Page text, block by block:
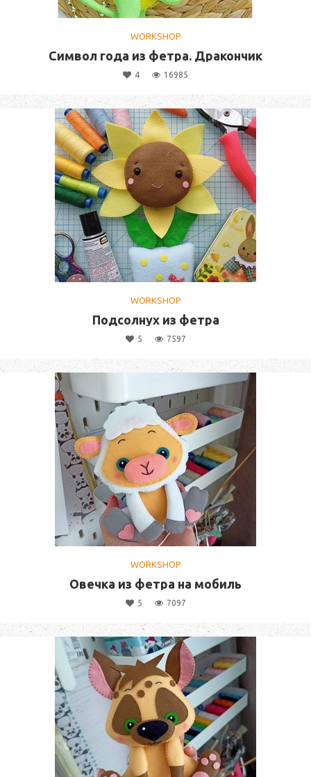
WORKSHOP
Символ года из фетра. Дракончик
4 16985
WORKSHOP
Подсолнух из фетра
5 7597
WORKSHOP
Овечка из фетра на мобиль
5 7097